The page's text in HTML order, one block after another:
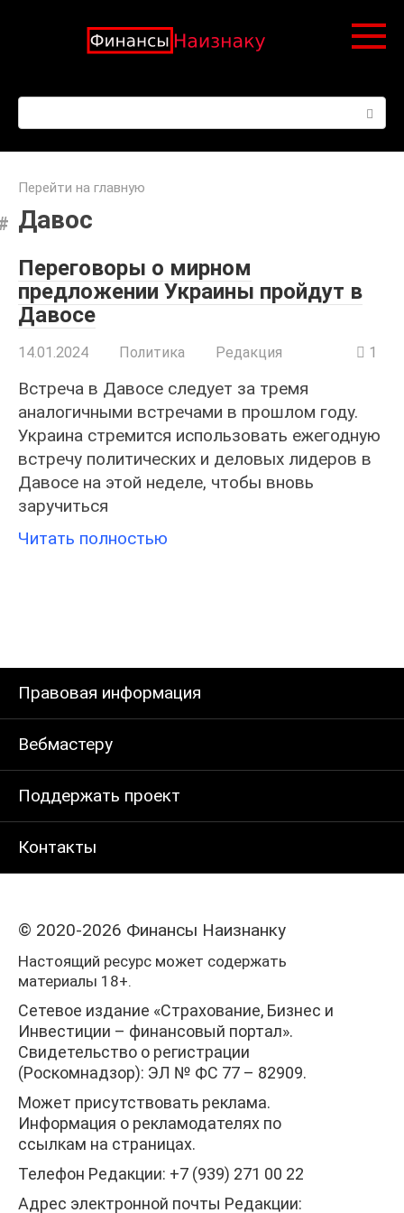
Перейти на главную
Давос
Переговоры о мирном
предложении Украины пройдут в
Давосе
14.01.2024 Политика Редакция 1
Встреча в Давосе следует за тремя
аналогичными встречами в прошлом году.
Украина стремится использовать ежегодную
встречу политических и деловых лидеров в
Давосе на этой неделе, чтобы вновь
заручиться
Читать полностью
Правовая информация
Вебмастеру
Поддержать проект
Контакты
© 2020-2026 Финансы Наизнанку
Настоящий ресурс может содержать
материалы 18+.
Сетевое издание «Страхование, Бизнес и
Инвестиции – финансовый портал».
Свидетельство о регистрации
(Роскомнадзор): ЭЛ № ФС 77 – 82909.
Может присутствовать реклама.
Информация о рекламодателях по
ссылкам на страницах.
Телефон Редакции: +7 (939) 271 00 22
Адрес электронной почты Редакции: